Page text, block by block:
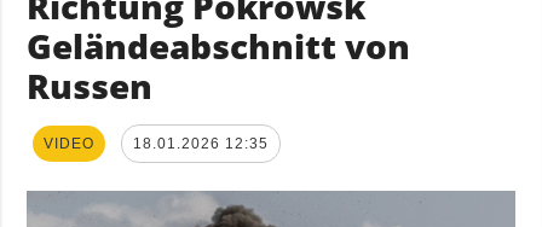
Geländeabschnitt von
Russen
VIDEO 18.01.2026 12:35